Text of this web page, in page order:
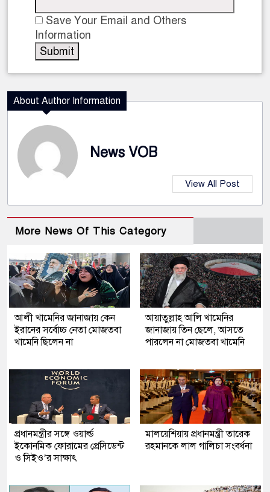
Save Your Email and Others
Information
About Author Information
News VOB
View All Post
More News Of This Category
আলী খামেনির জানাজায় কেন
ইরানের সর্বোচ্চ নেতা মোজতবা
খামেনি ছিলেন না
আয়াতুল্লাহ আলি খামেনির
জানাজায় তিন ছেলে, আসতে
পারলেন না মোজতবা খামেনি
প্রধানমন্ত্রীর সঙ্গে ওয়ার্ল্ড
ইকোনমিক ফোরামের প্রেসিডেন্ট
ও সিইও’র সাক্ষাৎ
মালয়েশিয়ায় প্রধানমন্ত্রী তারেক
রহমানকে লাল গালিচা সংবর্ধনা